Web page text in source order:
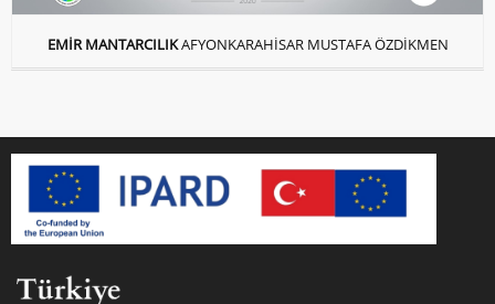
EMİR MANTARCILIKAFYONKARAHİSAR MUSTAFA ÖZDİKMEN